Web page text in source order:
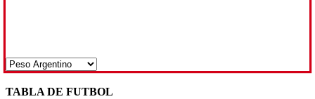
TABLA DE FUTBOL